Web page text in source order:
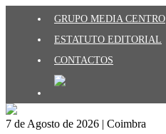
GRUPO MEDIA CENTRO
ESTATUTO EDITORIAL
CONTACTOS
7 de Agosto de 2026 | Coimbra